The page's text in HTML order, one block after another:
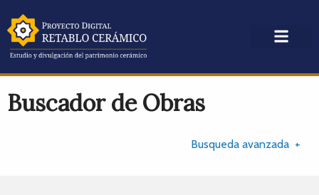
Buscador de Obras
Busqueda avanzada